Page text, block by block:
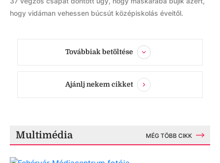
hogy vidáman vehessen búcsút középiskolás éveitől.
Továbbiak betöltése
Ajánlj nekem cikket
Multimédia MÉG TÖBB CIKK